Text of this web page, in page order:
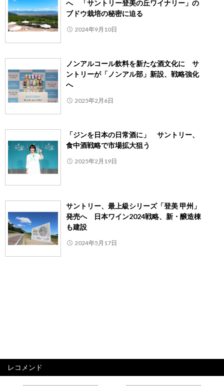
へ 「サントリー登美の丘ワイナリー」の
ブドウ栽培の秘密に迫る
2024年9月10日
ノンアルコール飲料を新たな酒文化に サ
ントリーが「ノンアル部」新設、戦略強化
へ
2025年2月6日
「ジンを日本の日常酒に」 サントリー、
食中酒戦略で市場拡大狙う
2025年2月19日
サントリー、最上級シリーズ「登美 甲州」
発売へ 日本ワイン2024戦略、新・醸造棟
も建設
2024年5月17日
レコメンド